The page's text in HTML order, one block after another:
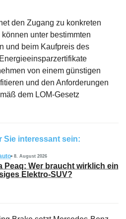
den Zugang zu konkreten
unter bestimmten
und beim Kaufpreis des
von einem günstigen
und den Anforderungen
dem LOM-Gesetz
Sie interessant sein:
8. August 2026
Peaq: Wer braucht wirklich ein
Elektro-SUV?